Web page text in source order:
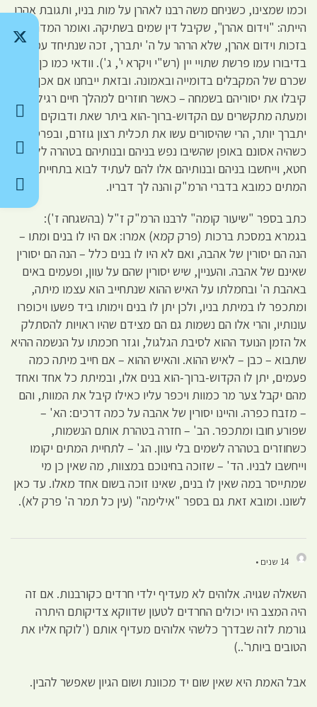
וכמו שמצינו, כשניחם משה רבנו לאהרן על מות בניו, ותגובת אהרן
הייתה: "וידום אהרן", שקיבל דין שמים בשתיקה. ואומר המדרש:
בזכות וידום אהרן, שלא הרהר על ה' יתברך, זכה שנתיחד עמו ה'
בדיבורו עמו פרשת שתויי יין (רש"י ויקרא י', ג'). וודאי כמו כן גדול
שכרם של המקבלים בדומייה ובאמונה. ובזאת ייבחנו אם אכן
קיבלו את יסוריהם בשמחה – כאשר חוזרים למהלך חיים רגיל,
ומעתה מתקשרים עם הקדוש-ברוך-הוא ביתר שאת ודבוקים בו
יתברך יותר, הרי שהיסורים עשו את תכלית רצון גוזרם, ובפרט
כשהיה אסונם באופן שהשיבו נפש בניהם ובנותיהם בטהרה ללא
חטא, וייחשבו בניהם ובנותיהם אלו להם לעתיד לבוא בתחיית
המתים כמובא בדברי הרמ"ק והנה לך דבריו.
כתב בספר "שיעור קומה" לרבנו הרמ"ק ז"ל (בהשגחה ז'):
בגמרא במסכת ברכות (פרק קמא) אמרו: אם היו לו בנים ומתו –
הנה הם יסורין של אהבה, ואם לא היו לו בנים כלל – הנה הם יסורין
שאינם של אהבה. והעניין, שיש יסורין שהם על עוון, ופעמים באים
באהבת ה' ובחמלתו על האיש ההוא שנתחייב הוא עצמו מיתה,
ומתכפר לו במיתת בניו, ולכן יתן לו בנים וימותו ביד פשעו ויכופרו
עונותיו, והרי אלו הם נשמות גם הם מצידם שהיו ראויות להסתלק
אל הזמן הנועד ההוא לסיבת הגלגול, וגזר חכמתו על הנשמה ההיא
שתבוא – כבן – לאיש ההוא. והאיש ההוא – אם חייב מיתה כמה
פעמים, יתן לו הקדוש-ברוך-הוא בנים אלו, ובמיתת כל אחד ואחד
מהם יקבל צער מר כמוות ויכפר עליו כאילו קיבל את המוות, והם
– מזבח כפרה. והיינו יסורין של אהבה על כמה דרכים: הא' –
שפורע חובו ומתכפר. הב' – חזרה בטהרת אותם הנשמות,
כשחוזרים בטהרה לשמים בלי עוון. הג' – לתחיית המתים יקומו
וייחשבו לבניו. הד' – שזוכה בחינוכם במצוות, מה שאין כן מי
שמתייסר במה שאין לו בנים, שאינו זוכה בשום אחד מאלו. עד כאן
לשונו. ומובא זאת גם בספר "אילימה" (עין כל תמר ה' פרק לא).
14 שנים •
השאלה שגויה. אלוהים לא מעדיף ילדי חרדים כקורבנות. אם זה
היה המצב היו יכולים החרדים לטעון שדווקא צדיקותם היתרה
גורמת לזה שבדרך כלשהי אלוהים מעדיף אותם ('לוקח אליו את
הטובים ביותר'..)
אבל האמת היא שאין שום יד מכוונת ושום הגיון שאפשר להבין.